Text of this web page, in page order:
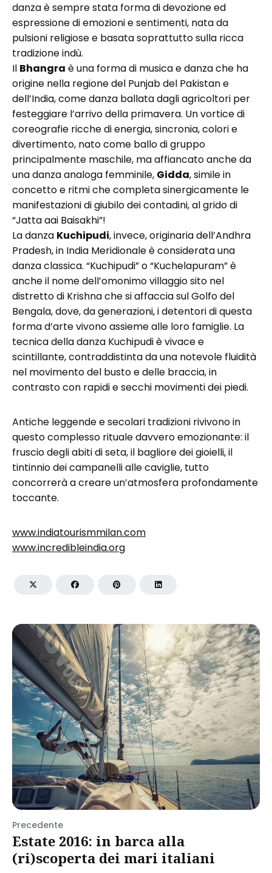
danza è sempre stata forma di devozione ed
espressione di emozioni e sentimenti, nata da
pulsioni religiose e basata soprattutto sulla ricca
tradizione indù.
Il Bhangra è una forma di musica e danza che ha
origine nella regione del Punjab del Pakistan e
dell’India, come danza ballata dagli agricoltori per
festeggiare l’arrivo della primavera. Un vortice di
coreografie ricche di energia, sincronia, colori e
divertimento, nato come ballo di gruppo
principalmente maschile, ma affiancato anche da
una danza analoga femminile, Gidda, simile in
concetto e ritmi che completa sinergicamente le
manifestazioni di giubilo dei contadini, al grido di
“Jatta aai Baisakhi”!
La danza Kuchipudi, invece, originaria dell’Andhra
Pradesh, in India Meridionale è considerata una
danza classica. “Kuchipudi” o “Kuchelapuram” è
anche il nome dell’omonimo villaggio sito nel
distretto di Krishna che si affaccia sul Golfo del
Bengala, dove, da generazioni, i detentori di questa
forma d’arte vivono assieme alle loro famiglie. La
tecnica della danza Kuchipudi è vivace e
scintillante, contraddistinta da una notevole fluidità
nel movimento del busto e delle braccia, in
contrasto con rapidi e secchi movimenti dei piedi.
Antiche leggende e secolari tradizioni rivivono in
questo complesso rituale davvero emozionante: il
fruscio degli abiti di seta, il bagliore dei gioielli, il
tintinnio dei campanelli alle caviglie, tutto
concorrerà a creare un’atmosfera profondamente
toccante.
www.indiatourismmilan.com
www.incredibleindia.org
Precedente
Estate 2016: in barca alla
(ri)scoperta dei mari italiani